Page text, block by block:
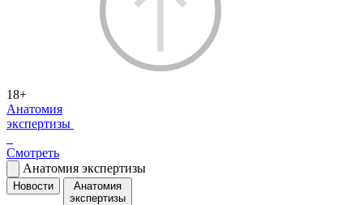
18+
Анатомия
экспертизы
Смотреть
Анатомия экспертизы
Новости
Анатомия
экспертизы